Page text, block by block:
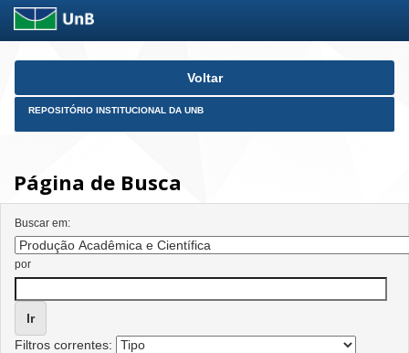
Skip
Voltar
REPOSITÓRIO INSTITUCIONAL DA UNB
Página de Busca
Buscar em:
por
Filtros correntes: